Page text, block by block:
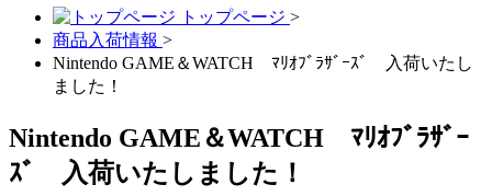
トップページ >
商品入荷情報 >
Nintendo GAME＆WATCH ﾏﾘｵﾌﾞﾗｻﾞｰｽﾞ 入荷いたし
ました！
Nintendo GAME＆WATCH ﾏﾘｵﾌﾞﾗｻﾞｰ
ｽﾞ 入荷いたしました！